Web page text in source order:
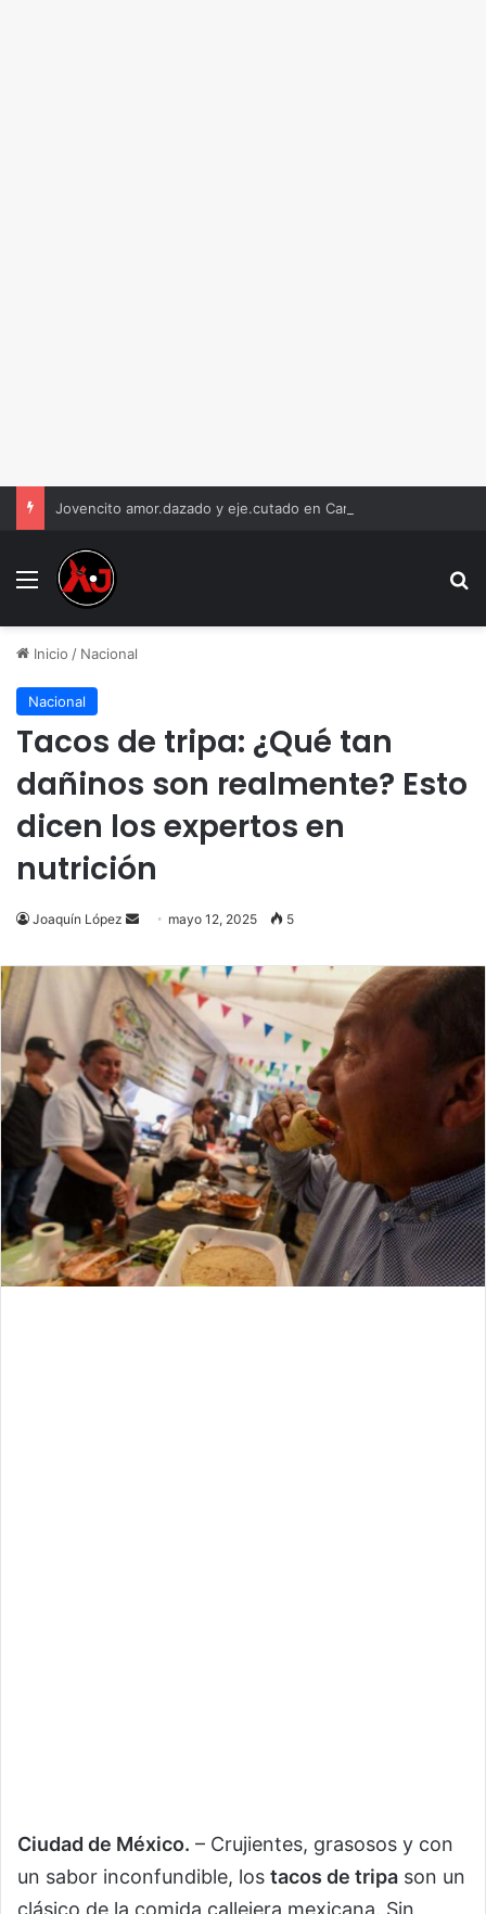
Jovencito amor.dazado y eje.cutado en Camino Real
Menu
Inicio / Nacional
Nacional
Tacos de tripa: ¿Qué tan
dañinos son realmente? Esto
dicen los expertos en
nutrición
Joaquín López
Send
email
mayo 12, 2025 5
Ciudad de México. – Crujientes, grasosos y con
un sabor inconfundible, los tacos de tripa son un
clásico de la comida callejera mexicana. Sin